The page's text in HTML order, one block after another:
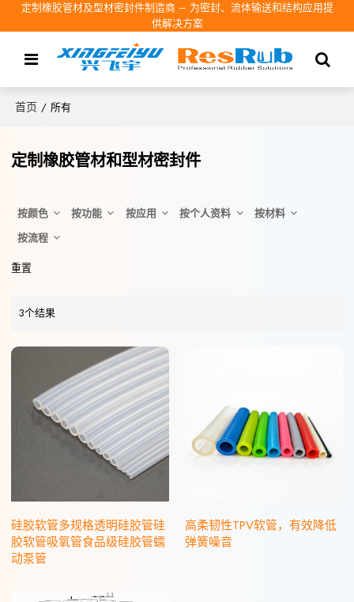
定制橡胶管材及型材密封件制造商 – 为密封、流体输送和结构应用提
供解决方案
首页 / 所有
定制橡胶管材和型材密封件
按颜色 按功能 按应用 按个人资料
按材料
按流程
重置
3个结果
硅胶软管多规格透明硅胶管硅
胶软管吸氧管食品级硅胶管蠕
动泵管
高柔韧性TPV软管，有效降低
弹簧噪音